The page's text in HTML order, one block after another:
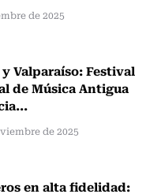
de 2025
Valparaíso: Festival
de Música Antigua
de 2025
en alta fidelidad: